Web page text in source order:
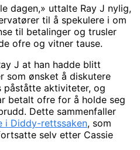
dagen,» uttalte Ray J nylig,
til å spekulere i om
til betalinger og trusler
ofre og vitner tause.
J at han hadde blitt
som ønsket å diskutere
aktiviteter, og
betalt ofre for å holde seg
Dette sammenfaller
i Diddy-rettssaken, som
selv etter Cassie